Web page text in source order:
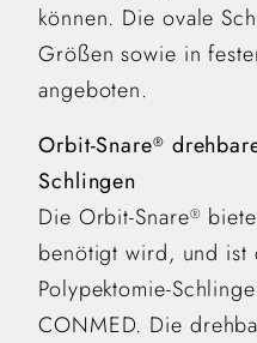
können. Die ovale
Größen sowie in
angeboten.
Orbit-Snare®
Schlingen
Die Orbit-Snare®
benötigt wird, und ist
Polypektomie-
CONMED. Die